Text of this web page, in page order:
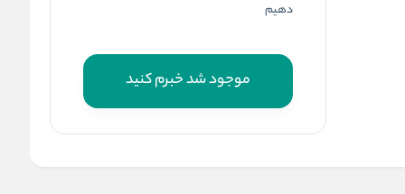
دهیم
موجود شد خبرم کنید